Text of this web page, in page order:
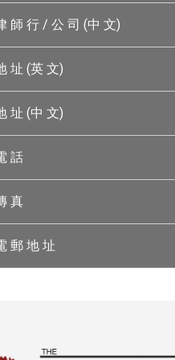
師 行 / 公 司 (中 文)
址 (英 文)
址 (中 文)
話
真
郵 地 址